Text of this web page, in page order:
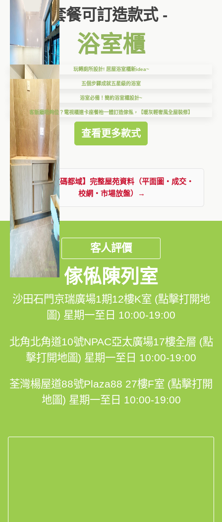
套餐可訂造款式 -
浴室櫃
玩轉廁所設計! 居屋浴室櫃新idea~
五個步驟成就五星級的浴室
浴室必備！簡約浴室櫃設計~
客飯廳唔夠位？電視櫃連卡座餐枱一體訂造傢俬，【暖灰輕奢風全屋裝修】
查看更多款式
查看【數碼都域】完整屋苑資料（平面圖・成交・
校網・市場放盤）→
客人評價
傢俬陳列室
沙田石門京瑞廣場1期12樓K室 (點擊打開地
北角北角道10號NPAC亞太廣場17樓全層 (點